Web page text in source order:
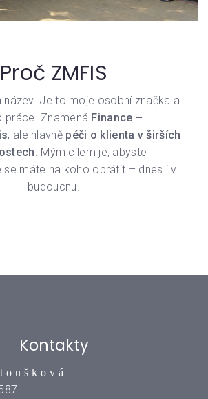
Proč ZMFIS
název. Je to moje osobní značka a
práce. Znamená Finance –
, ale hlavně péči o klienta v širších
. Mým cílem je, abyste
se máte na koho obrátit – dnes i v
budoucnu.
Kontakty